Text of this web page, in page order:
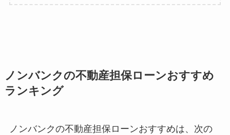
ノンバンクの不動産担保ローンおすすめ
ランキング
ノンバンクの不動産担保ローンおすすめは、次の